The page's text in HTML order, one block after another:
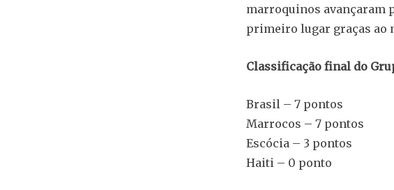
marroquinos avançaram
primeiro lugar graças ao
Classificação final do
Brasil – 7 pontos
Marrocos – 7 pontos
Escócia – 3 pontos
Haiti – 0 ponto